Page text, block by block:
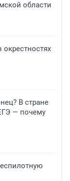
области
В стране
— почему